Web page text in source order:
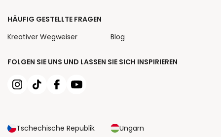
FOLGEN SIE UNS UND LASSEN SIE SICH INSPIRIEREN
Tschechische Republik Ungarn
HÄUFIG GESTELLTE FRAGEN
Kreativer Wegweiser
Blog